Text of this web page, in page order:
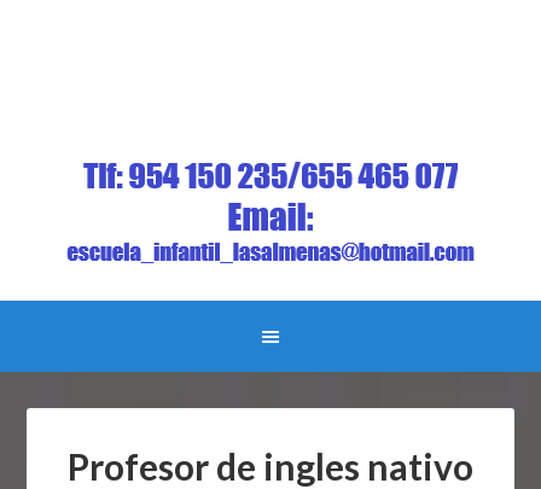
Profesor de ingles nativo